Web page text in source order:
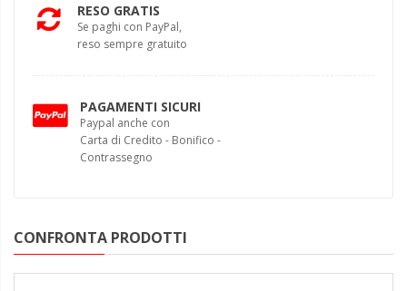
RESO GRATIS
Se paghi con PayPal,
reso sempre gratuito
PAGAMENTI SICURI
Paypal anche con
Carta di Credito - Bonifico -
Contrassegno
CONFRONTA PRODOTTI